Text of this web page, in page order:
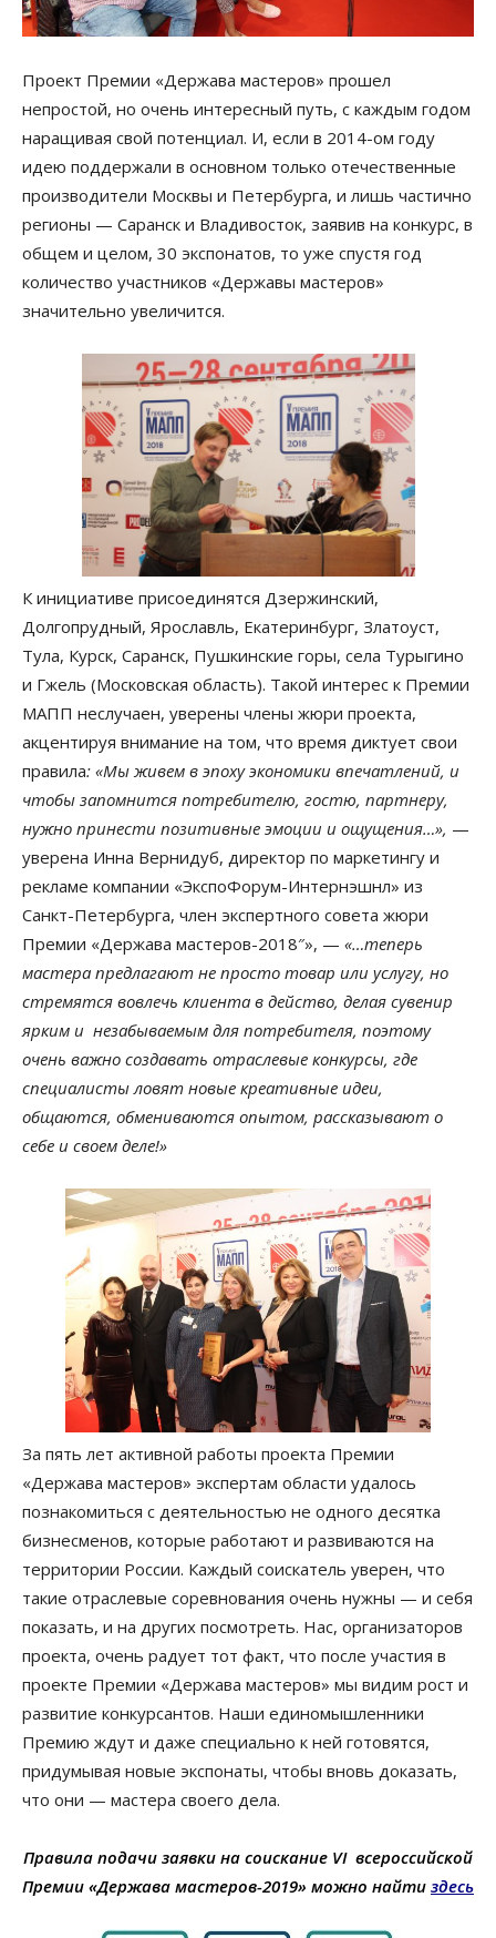
Проект Премии «Держава мастеров» прошел
непростой, но очень интересный путь, с каждым годом
наращивая свой потенциал. И, если в 2014-ом году
идею поддержали в основном только отечественные
производители Москвы и Петербурга, и лишь частично
регионы — Саранск и Владивосток, заявив на конкурс, в
общем и целом, 30 экспонатов, то уже спустя год
количество участников «Державы мастеров»
значительно увеличится.
К инициативе присоединятся Дзержинский,
Долгопрудный, Ярославль, Екатеринбург, Златоуст,
Тула, Курск, Саранск, Пушкинские горы, села Турыгино
и Гжель (Московская область). Такой интерес к Премии
МАПП неслучаен, уверены члены жюри проекта,
акцентируя внимание на том, что время диктует свои
правила: «Мы живем в эпоху экономики впечатлений, и
чтобы запомнится потребителю, гостю, партнеру,
нужно принести позитивные эмоции и ощущения…», —
уверена Инна Вернидуб, директор по маркетингу и
рекламе компании «ЭкспоФорум-Интернэшнл» из
Санкт-Петербурга, член экспертного совета жюри
Премии «Держава мастеров-2018″», — «…теперь
мастера предлагают не просто товар или услугу, но
стремятся вовлечь клиента в действо, делая сувенир
ярким и незабываемым для потребителя, поэтому
очень важно создавать отраслевые конкурсы, где
специалисты ловят новые креативные идеи,
общаются, обмениваются опытом, рассказывают о
себе и своем деле!»
За пять лет активной работы проекта Премии
«Держава мастеров» экспертам области удалось
познакомиться с деятельностью не одного десятка
бизнесменов, которые работают и развиваются на
территории России. Каждый соискатель уверен, что
такие отраслевые соревнования очень нужны — и себя
показать, и на других посмотреть. Нас, организаторов
проекта, очень радует тот факт, что после участия в
проекте Премии «Держава мастеров» мы видим рост и
развитие конкурсантов. Наши единомышленники
Премию ждут и даже специально к ней готовятся,
придумывая новые экспонаты, чтобы вновь доказать,
что они — мастера своего дела.
Правила подачи заявки на соискание VI всероссийской
Премии «Держава мастеров-2019» можно найти здесь